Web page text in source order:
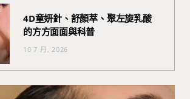
4D童妍針、舒顏萃、聚左旋乳酸
的方方面面與科普
10 7 月, 2026